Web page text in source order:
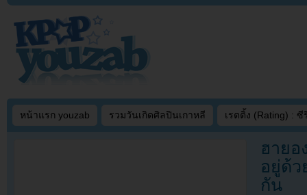
หน้าแรก youzab รวมวันเกิดศิลปินเกาหลี เรตติ้ง (Rating) : ซี
ฮายอ
อยู่ด้
กัน